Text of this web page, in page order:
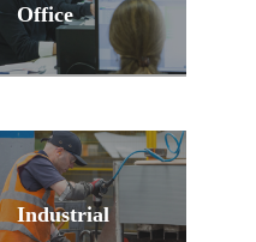
Office
Contratación ágil para la
cobertura de perfiles
Industrial